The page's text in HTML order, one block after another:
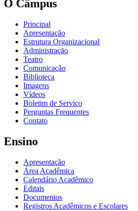
O Câmpus
Principal
Apresentação
Estrutura Organizacional
Administração
Teatro
Comunicação
Biblioteca
Imagens
Vídeos
Boletim de Serviço
Perguntas Frequentes
Contato
Ensino
Apresentação
Área Acadêmica
Calendário Acadêmico
Editais
Documentos
Registros Acadêmicos e Escolares